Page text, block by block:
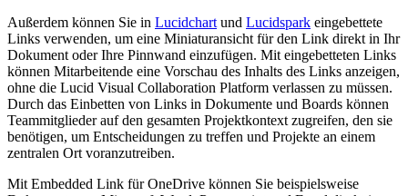
Außerdem können Sie in Lucidchart und Lucidspark eingebettete
Links verwenden, um eine Miniaturansicht für den Link direkt in Ihr
Dokument oder Ihre Pinnwand einzufügen. Mit eingebetteten Links
können Mitarbeitende eine Vorschau des Inhalts des Links anzeigen,
ohne die Lucid Visual Collaboration Platform verlassen zu müssen.
Durch das Einbetten von Links in Dokumente und Boards können
Teammitglieder auf den gesamten Projektkontext zugreifen, den sie
benötigen, um Entscheidungen zu treffen und Projekte an einem
zentralen Ort voranzutreiben.
Mit Embedded Link für OneDrive können Sie beispielsweise